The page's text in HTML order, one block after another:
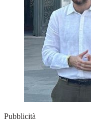
Pubblicità